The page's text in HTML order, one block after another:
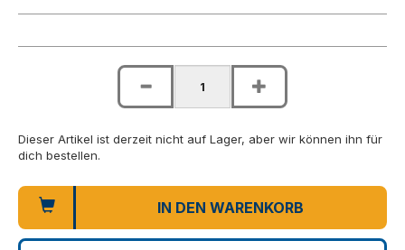
Dieser Artikel ist derzeit nicht auf Lager, aber wir können ihn für
dich bestellen.
IN DEN WARENKORB